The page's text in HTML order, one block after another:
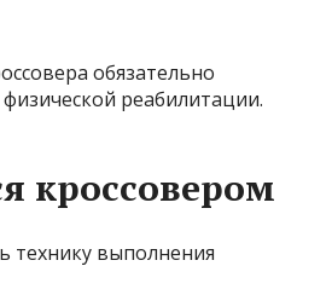
обязательно
реабилитации.
кроссовером
технику выполнения